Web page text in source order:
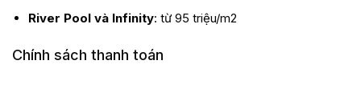
River Pool và Infinity: từ 95 triệu/m2
Chính sách thanh toán